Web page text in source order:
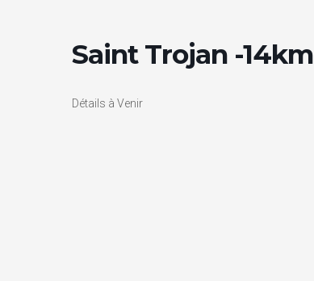
Saint Trojan -14km
Détails à Venir